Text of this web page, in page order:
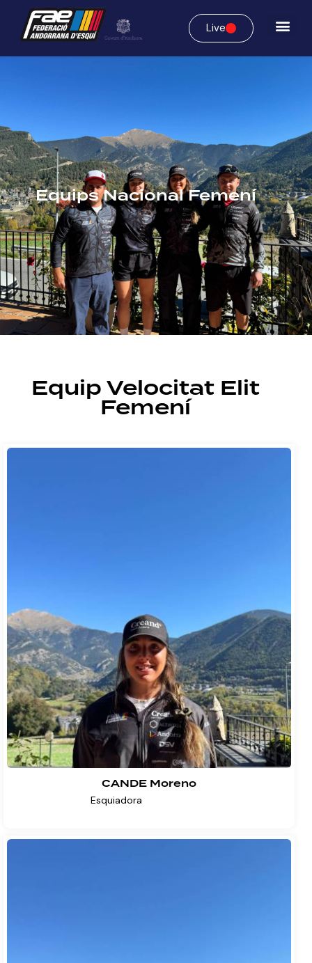
Live
Equips Nacional Femení
Equip Velocitat Elit
Femení
CANDE Moreno
Esquiadora